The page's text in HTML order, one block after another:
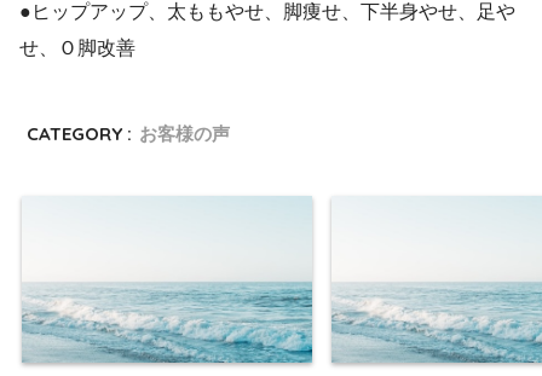
●ヒップアップ、太ももやせ、脚痩せ、下半身やせ、足や
せ、Ｏ脚改善
CATEGORY : お客様の声